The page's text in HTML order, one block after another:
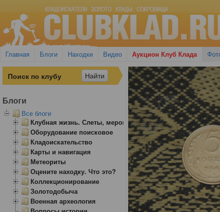
Главная Блоги Находки Видео Аукцион Клуб Клада
Блоги
Все блоги
Клубная жизнь. Слеты, мероприятия
Оборудование поисковое
Кладоискательство
Карты и навигация
Метеориты
Оцените находку. Что это?
Коллекционирование
Золотодобыча
Военная археология